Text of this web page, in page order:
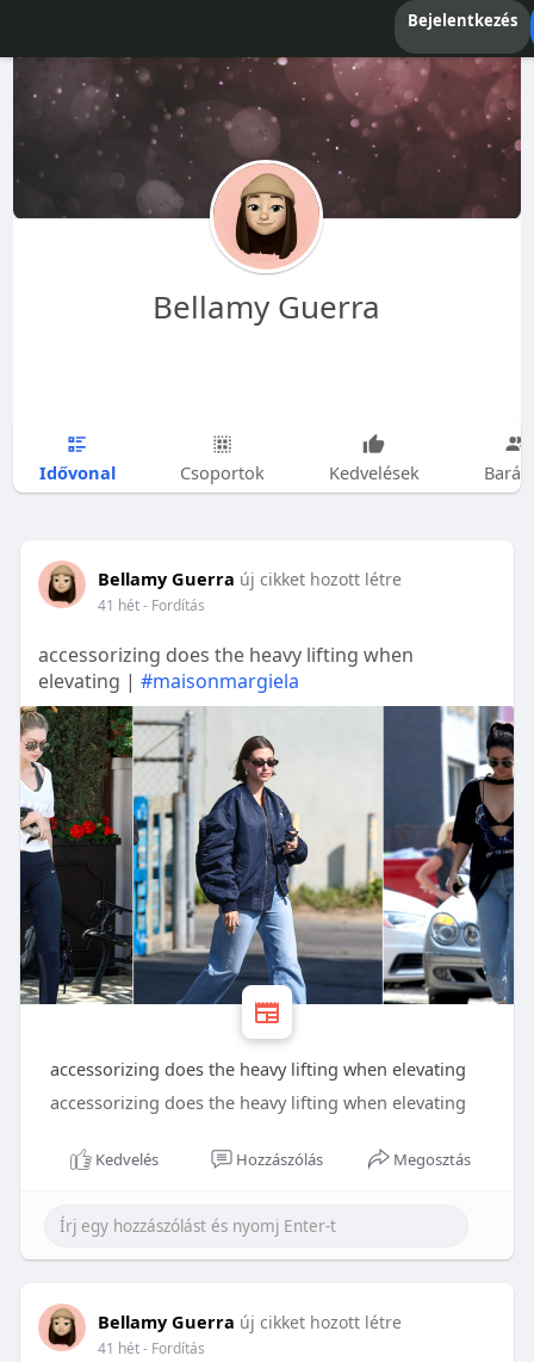
Bejelentkezés
Bellamy Guerra
Idővonal Csoportok Kedvelések
Bellamy Guerra új cikket hozott létre
41 hét- Fordítás
accessorizing does the heavy lifting when
elevating | #maisonmargiela
accessorizing does the heavy lifting when elevating
accessorizing does the heavy lifting when elevating
Kedvelés Hozzászólás Megosztás
Bellamy Guerra új cikket hozott létre
41 hét- Fordítás